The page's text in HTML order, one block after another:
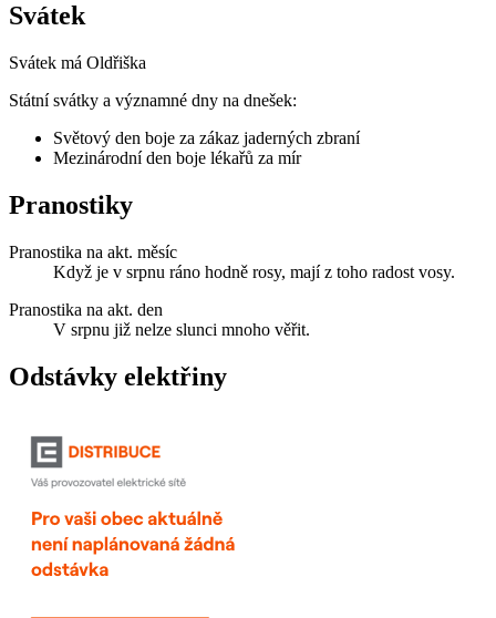
Svátek
Svátek má Oldřiška
Státní svátky a významné dny na dnešek:
Světový den boje za zákaz jaderných zbraní
Mezinárodní den boje lékařů za mír
Pranostiky
Pranostika na akt. měsíc
Když je v srpnu ráno hodně rosy, mají z toho radost vosy.
Pranostika na akt. den
V srpnu již nelze slunci mnoho věřit.
Odstávky elektřiny